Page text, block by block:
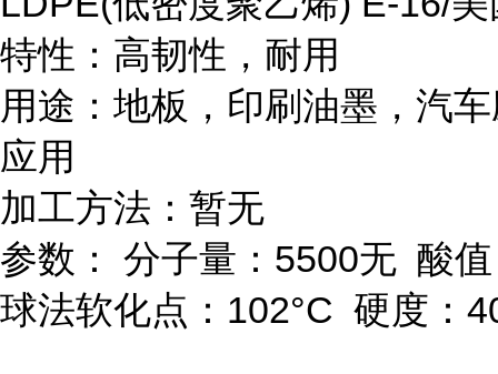
特性：高韧性，耐用
用途：地板，印刷油墨，汽
应用
加工方法：暂无
参数：
分子量： 5500无 酸
球法软化点： 102°C 硬度：